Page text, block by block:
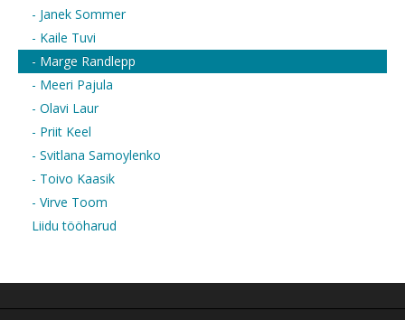
- Janek Sommer
- Kaile Tuvi
- Marge Randlepp
- Meeri Pajula
- Olavi Laur
- Priit Keel
- Svitlana Samoylenko
- Toivo Kaasik
- Virve Toom
Liidu tööharud